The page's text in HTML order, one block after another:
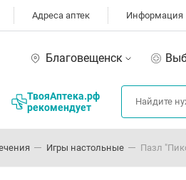
Адреса аптек Информация
Благовещенск
ТвояАптека.рф
рекомендует
Игры настольные Пазл